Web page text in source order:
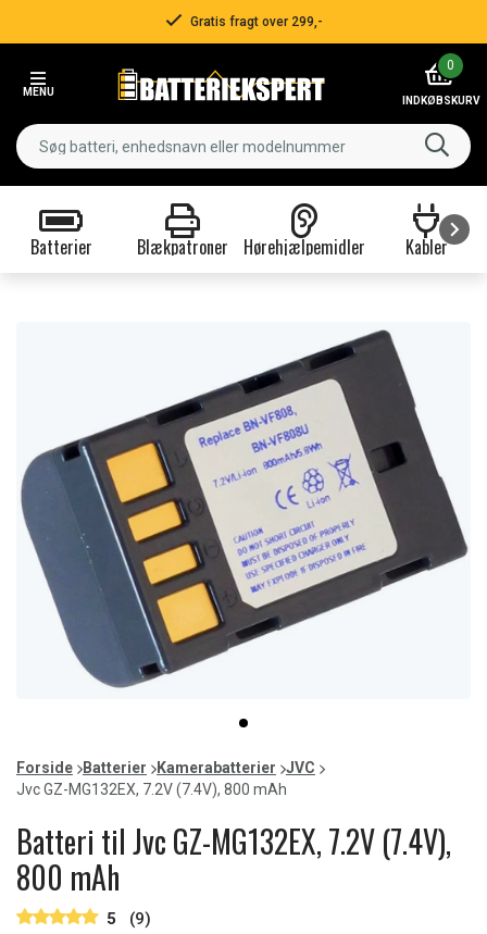
Gratis fragt over 299,-
MENU
0
INDKØBSKURV
Batterier Blækpatroner Hørehjælpemidler Kabler
item
0
of
1
Forside Batterier Kamerabatterier
JVC
Jvc GZ-MG132EX, 7.2V (7.4V), 800 mAh
Batteri til Jvc GZ-MG132EX, 7.2V (7.4V),
800 mAh
5 (9)